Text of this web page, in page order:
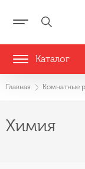
Каталог
Главная Комнатные
Химия